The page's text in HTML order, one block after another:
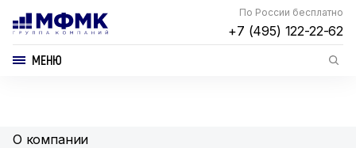
По России бесплатно
+7 (495) 122-22-62
МЕНЮ
О компании